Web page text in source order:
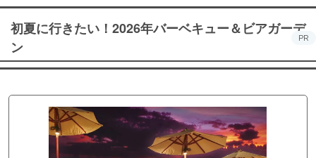
初夏に行きたい！2026年バーベキュー＆ビアガーデ
ン
PR